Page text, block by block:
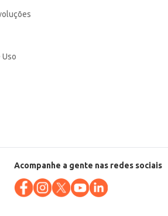
Uso
Acompanhe a gente nas redes sociais